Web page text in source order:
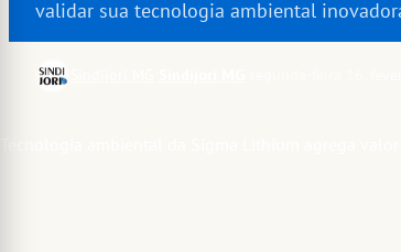
validar sua tecnologia ambiental